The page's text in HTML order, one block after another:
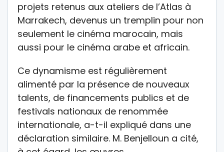
projets retenus aux ateliers de l’Atlas à
Marrakech, devenus un tremplin pour non
seulement le cinéma marocain, mais
aussi pour le cinéma arabe et africain.
Ce dynamisme est régulièrement
alimenté par la présence de nouveaux
talents, de financements publics et de
festivals nationaux de renommée
internationale, a-t-il expliqué dans une
déclaration similaire. M. Benjelloun a cité,